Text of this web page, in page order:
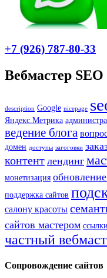
+7 (926) 787-80-33
Вебмастер SEO
description Google nicepage
Яндекс.Метрика
ведение блога
домен доступы загоговки
контент лендинг
монетизация
поддержка сайтов
салону красоты
сайтов мастером ссылки
частный
Сопровождение сайтов